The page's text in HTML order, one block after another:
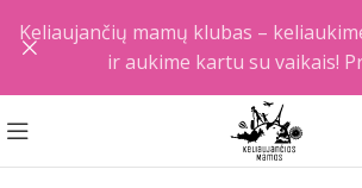
Keliaujančių mamų klubas –
ir aukime kartu su vaikais!